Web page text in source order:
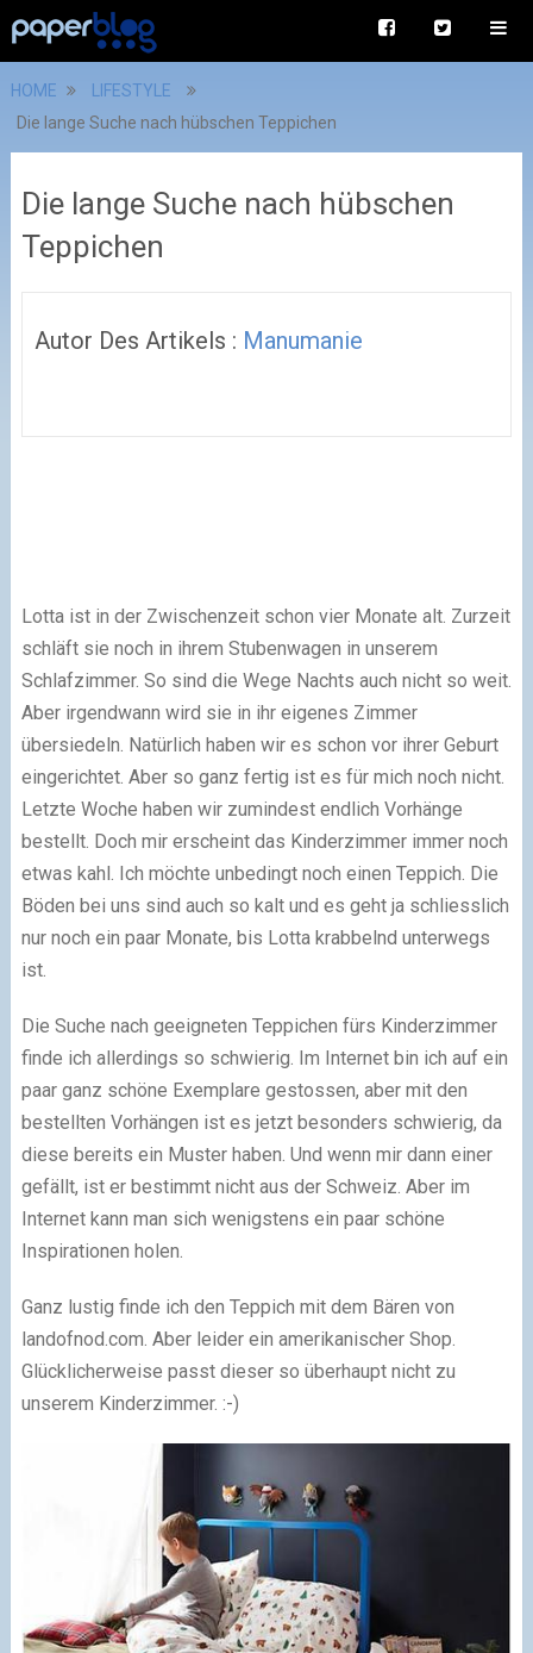
HOME
LIFESTYLE
Die lange Suche nach hübschen Teppichen
Die lange Suche nach hübschen
Teppichen
Autor Des Artikels : Manumanie
Lotta ist in der Zwischenzeit schon vier Monate alt. Zurzeit
schläft sie noch in ihrem Stubenwagen in unserem
Schlafzimmer. So sind die Wege Nachts auch nicht so weit.
Aber irgendwann wird sie in ihr eigenes Zimmer
übersiedeln. Natürlich haben wir es schon vor ihrer Geburt
eingerichtet. Aber so ganz fertig ist es für mich noch nicht.
Letzte Woche haben wir zumindest endlich Vorhänge
bestellt. Doch mir erscheint das Kinderzimmer immer noch
etwas kahl. Ich möchte unbedingt noch einen Teppich. Die
Böden bei uns sind auch so kalt und es geht ja schliesslich
nur noch ein paar Monate, bis Lotta krabbelnd unterwegs
ist.
Die Suche nach geeigneten Teppichen fürs Kinderzimmer
finde ich allerdings so schwierig. Im Internet bin ich auf ein
paar ganz schöne Exemplare gestossen, aber mit den
bestellten Vorhängen ist es jetzt besonders schwierig, da
diese bereits ein Muster haben. Und wenn mir dann einer
gefällt, ist er bestimmt nicht aus der Schweiz. Aber im
Internet kann man sich wenigstens ein paar schöne
Inspirationen holen.
Ganz lustig finde ich den Teppich mit dem Bären von
landofnod.com. Aber leider ein amerikanischer Shop.
Glücklicherweise passt dieser so überhaupt nicht zu
unserem Kinderzimmer. :-)